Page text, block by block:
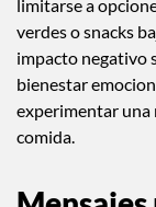
limitarse a
verdes o snacks
impacto negativo
bienestar
experimentar una